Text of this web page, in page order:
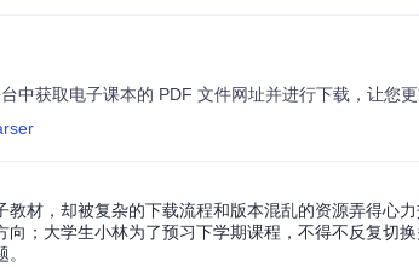
获取电子课本的 PDF 文件网址并进行下载，让您更
材，却被复杂的下载流程和版本混乱的资源弄得心
；大学生小林为了预习下学期课程，不得不反复切